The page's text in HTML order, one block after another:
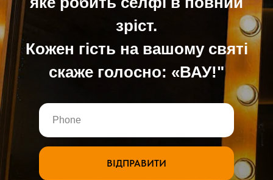
зріст.
Кожен гість на вашому святі
скаже голосно: «ВАУ!"
ВІДПРАВИТИ